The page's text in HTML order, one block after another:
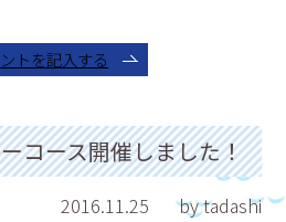
トを記入する
コース開催しました！
2016.11.25 by tadashi